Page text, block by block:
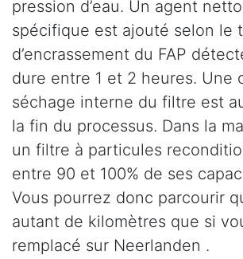
pression d’eau. Un agent
spécifique est ajouté selon le
d’encrassement du FAP
dure entre 1 et 2 heures. Une
séchage interne du filtre est
la fin du processus. Dans la
un filtre à particules
entre 90 et 100% de ses
Vous pourrez donc parcourir
autant de kilomètres que si
remplacé sur Neerlanden .